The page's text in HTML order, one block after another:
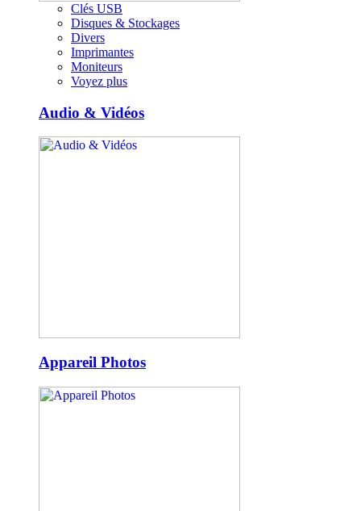
Clés USB
Disques & Stockages
Divers
Imprimantes
Moniteurs
Voyez plus
Audio & Vidéos
Appareil Photos